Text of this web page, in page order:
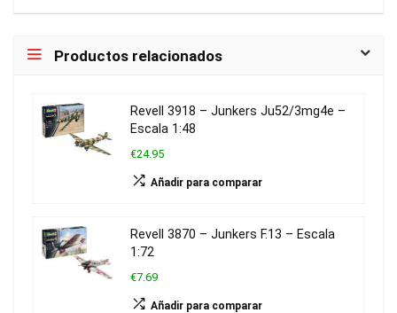
Productos relacionados
Revell 3918 – Junkers Ju52/3mg4e –
Escala 1:48
€24.95
Añadir para comparar
Revell 3870 – Junkers F.13 – Escala
1:72
€7.69
Añadir para comparar